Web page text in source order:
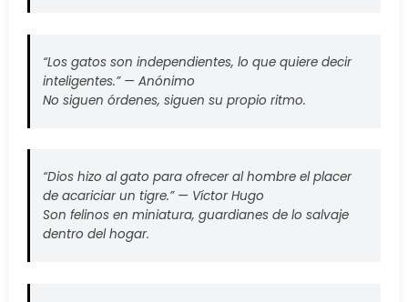
“Los gatos son independientes, lo que quiere decir
inteligentes.” — Anónimo
No siguen órdenes, siguen su propio ritmo.
“Dios hizo al gato para ofrecer al hombre el placer
de acariciar un tigre.” — Víctor Hugo
Son felinos en miniatura, guardianes de lo salvaje
dentro del hogar.